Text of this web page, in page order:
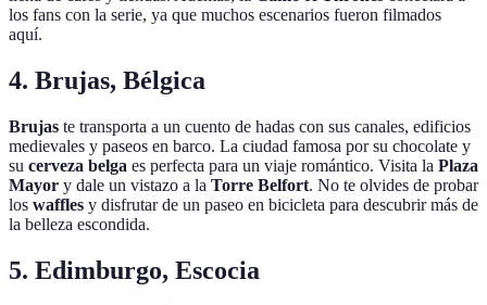
los fans con la serie, ya que muchos escenarios fueron filmados
aquí.
4. Brujas, Bélgica
Brujas te transporta a un cuento de hadas con sus canales, edificios
medievales y paseos en barco. La ciudad famosa por su chocolate y
su cerveza belga es perfecta para un viaje romántico. Visita la Plaza
Mayor y dale un vistazo a la Torre Belfort. No te olvides de probar
los waffles y disfrutar de un paseo en bicicleta para descubrir más de
la belleza escondida.
5. Edimburgo, Escocia